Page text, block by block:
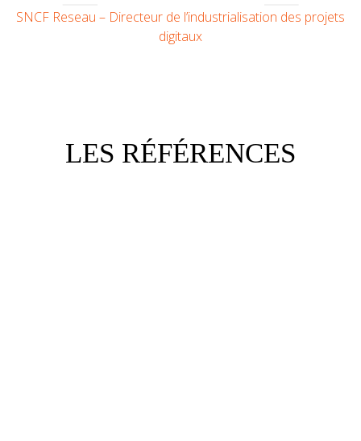
SNCF Reseau – Directeur de l’industrialisation des projets
digitaux
LES RÉFÉRENCES